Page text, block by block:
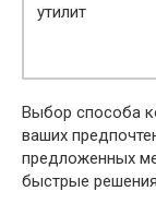
утилит
Выбор способа
ваших
предложенных
быстрые